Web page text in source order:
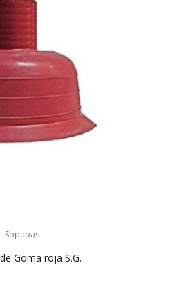
Sopapas
Goma roja S.G.